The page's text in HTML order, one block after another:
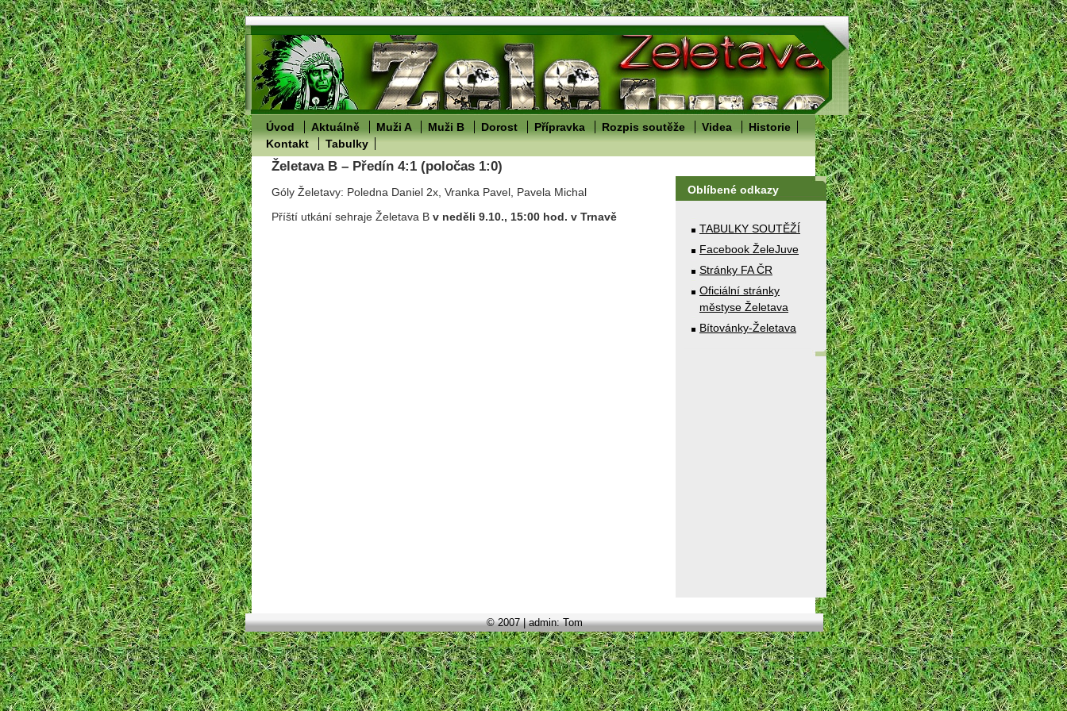
Úvod Aktuálně Muži A Muži B Dorost Přípravka Rozpis soutěže Videa
Historie
Kontakt
Tabulky
Oblíbené odkazy
TABULKY SOUTĚŽÍ
Facebook ŽeleJuve
Stránky FA ČR
Oficiální stránky
městyse Želetava
Bítovánky-Želetava
Želetava B – Předín 4:1 (poločas 1:0)
Góly Želetavy: Poledna Daniel 2x, Vranka Pavel, Pavela Michal
Příští utkání sehraje Želetava B v neděli 9.10., 15:00 hod. v Trnavě
© 2007 | admin: Tom